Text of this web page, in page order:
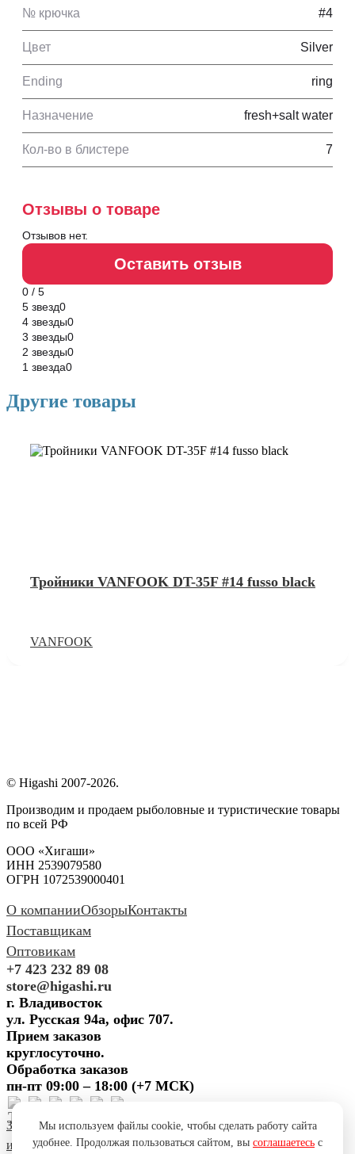
№ крючка #4
Цвет Silver
Ending ring
Назначение fresh+salt water
Кол-во в блистере 7
Отзывы о товаре
Отзывов нет.
Оставить отзыв
0 / 5
5 звезд0
4 звезды0
3 звезды0
2 звезды0
1 звезда0
Другие товары
Тройники VANFOOK DT-35F #14 fusso black
VANFOOK
© Higashi 2007-2026.
Производим и продаем рыболовные и туристические товары
по всей РФ
ООО «Хигаши»
ИНН 2539079580
ОГРН 1072539000401
О компанииОбзорыКонтакты
Поставщикам
Оптовикам
+7 423 232 89 08
store@higashi.ru
г. Владивосток
ул. Русская 94а, офис 707.
Прием заказов
круглосуточно.
Обработка заказов
пн-пт 09:00 – 18:00 (+7 МСК)
Задать вопросПредложить
идеюПоблагодаритьПожаловаться Сообщить об ошибке
Мы используем файлы cookie, чтобы сделать работу сайта
удобнее. Продолжая пользоваться сайтом, вы соглашаетесь с